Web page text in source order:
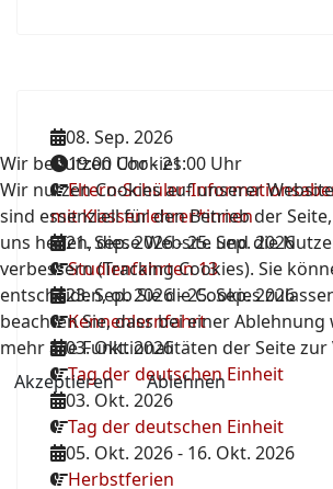
08. Sep. 2026
19:00 Uhr-21:00 Uhr
Eltern-Schüler-
mit Klassenlehrer*innen
21. Sep. 2026-25. Sep. 2026
Studienfahrten 13
23. Sep. 2026-25. Sep. 2026
Kennenlernfahrt
03. Okt. 2026
Tag der deutschen Einheit
03. Okt. 2026
Tag der deutschen Einheit
05. Okt. 2026- 16. Okt. 2026
Herbstferien
Wir benutzen Cookies
Wir nutzen Cookies auf unserer
sind essenziell für den Betrieb der
uns helfen, diese Website und die
verbessern (Tracking Cookies). Sie
entscheiden, ob Sie die Cookies
beachten Sie, dass bei einer
mehr alle Funktionalitäten der Seite
Akzeptieren
Ablehnen